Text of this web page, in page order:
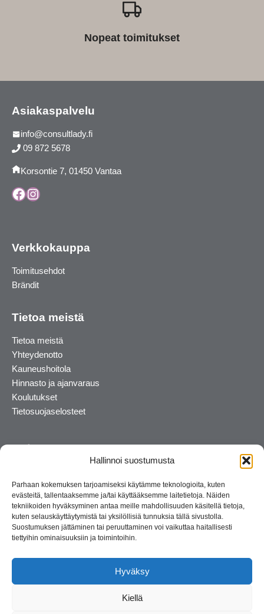
Hallinnoi suostumusta
Parhaan kokemuksen tarjoamiseksi käytämme teknologioita, kuten
evästeitä, tallentaaksemme ja/tai käyttääksemme laitetietoja. Näiden
tekniikoiden hyväksyminen antaa meille mahdollisuuden käsitellä tietoja,
kuten selauskäyttäytymistä tai yksilöllisiä tunnuksia tällä sivustolla.
Suostumuksen jättäminen tai peruuttaminen voi vaikuttaa haitallisesti
tiettyihin ominaisuuksiin ja toimintoihin.
Hyväksy
Kiellä
Nopeat toimitukset
Asiakaspalvelu
info@consultlady.fi
09 872 5678
Korsontie 7, 01450 Vantaa
Facebook
Instagram
Verkkokauppa
Toimitusehdot
Brändit
Tietoa meistä
Tietoa meistä
Yhteydenotto
Kauneushoitola
Hinnasto ja ajanvaraus
Koulutukset
Tietosuojaselosteet
perheyritys yli 35 vuotta.